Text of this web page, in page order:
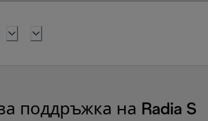
поддръжка на Radia S